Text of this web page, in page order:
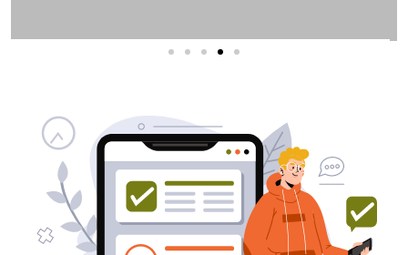
בעל/ת עסק? סוכנות ניהול מוניטין
לקידום, שיווק ופרסום באינטרנט
כאן עבורך!
לפרטים